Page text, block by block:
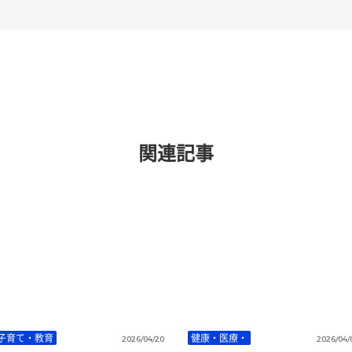
関連記事
育て・教育 2026/04/20 健康・医療・ 2026/04/